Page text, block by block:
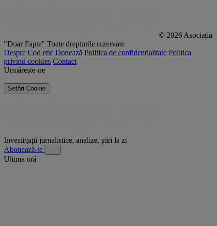
© 2026 Asociația
"Doar Fapte" Toate drepturile rezervate
Despre Cod etic Donează Politica de confidențialitate Politica
privind cookies Contact
Urmărește-ne
Setări Cookie
Investigații jurnalistice, analize, știri la zi
Abonează-te
Ultima oră